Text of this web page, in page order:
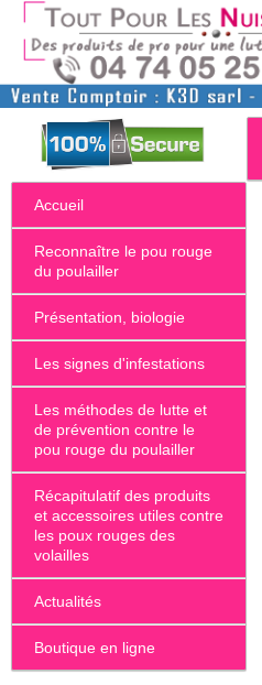
Accueil
Reconnaître le pou rouge
du poulailler
Présentation, biologie
Les signes d'infestations
Les méthodes de lutte et
de prévention contre le
pou rouge du poulailler
Récapitulatif des produits
et accessoires utiles contre
les poux rouges des
volailles
Actualités
Boutique en ligne